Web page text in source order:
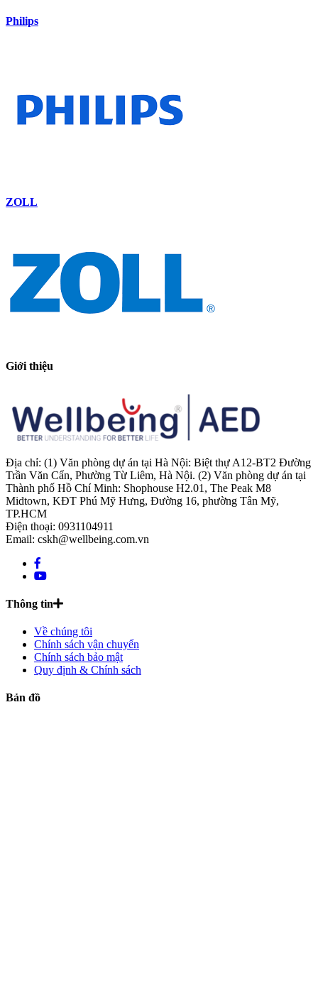
Philips
ZOLL
Giới thiệu
Địa chỉ: (1) Văn phòng dự án tại Hà Nội: Biệt thự A12-BT2 Đường
Trần Văn Cẩn, Phường Từ Liêm, Hà Nội. (2) Văn phòng dự án tại
Thành phố Hồ Chí Minh: Shophouse H2.01, The Peak M8
Midtown, KĐT Phú Mỹ Hưng, Đường 16, phường Tân Mỹ,
TP.HCM
Điện thoại: 0931104911
Email: cskh@wellbeing.com.vn
Thông tin
Về chúng tôi
Chính sách vận chuyển
Chính sách bảo mật
Quy định & Chính sách
Bản đồ